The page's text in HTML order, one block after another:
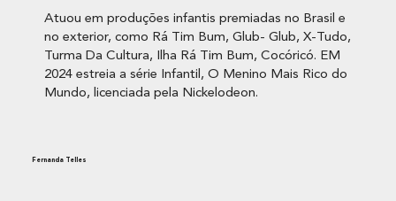
Atuou em produções infantis premiadas no Brasil e
no exterior, como Rá Tim Bum, Glub- Glub, X-Tudo,
Turma Da Cultura, Ilha Rá Tim Bum, Cocóricó. EM
2024 estreia a série Infantil, O Menino Mais Rico do
Mundo, licenciada pela Nickelodeon.
Fernanda Telles